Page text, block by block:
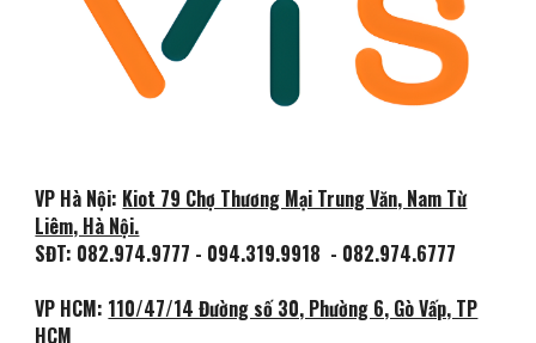
VP Hà Nội: Kiot 79 Chợ Thương Mại Trung Văn, Nam Từ
Liêm, Hà Nội.
SĐT: 082.974.9777 - 094.319.9918 - 082.974.6777
VP HCM: 110/47/14 Đường số 30, Phường 6, Gò Vấp, TP
HCM